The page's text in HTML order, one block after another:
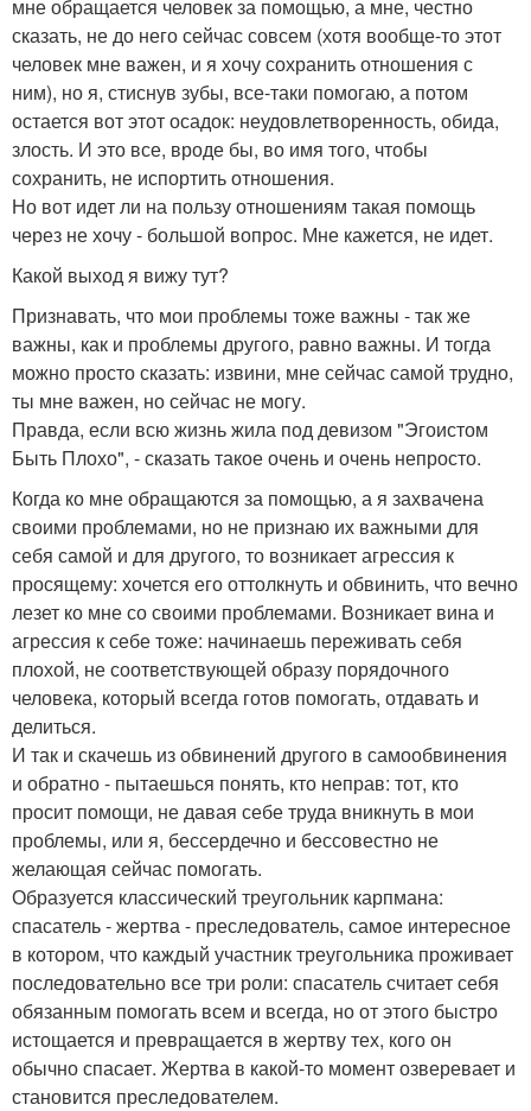
мне обращается человек за помощью, а мне, честно
сказать, не до него сейчас совсем (хотя вообще-то этот
человек мне важен, и я хочу сохранить отношения с
ним), но я, стиснув зубы, все-таки помогаю, а потом
остается вот этот осадок: неудовлетворенность, обида,
злость. И это все, вроде бы, во имя того, чтобы
сохранить, не испортить отношения.
Но вот идет ли на пользу отношениям такая помощь
через не хочу - большой вопрос. Мне кажется, не идет.
Какой выход я вижу тут?
Признавать, что мои проблемы тоже важны - так же
важны, как и проблемы другого, равно важны. И тогда
можно просто сказать: извини, мне сейчас самой трудно,
ты мне важен, но сейчас не могу.
Правда, если всю жизнь жила под девизом "Эгоистом
Быть Плохо", - сказать такое очень и очень непросто.
Когда ко мне обращаются за помощью, а я захвачена
своими проблемами, но не признаю их важными для
себя самой и для другого, то возникает агрессия к
просящему: хочется его оттолкнуть и обвинить, что вечно
лезет ко мне со своими проблемами. Возникает вина и
агрессия к себе тоже: начинаешь переживать себя
плохой, не соответствующей образу порядочного
человека, который всегда готов помогать, отдавать и
делиться.
И так и скачешь из обвинений другого в самообвинения
и обратно - пытаешься понять, кто неправ: тот, кто
просит помощи, не давая себе труда вникнуть в мои
проблемы, или я, бессердечно и бессовестно не
желающая сейчас помогать.
Образуется классический треугольник карпмана:
спасатель - жертва - преследователь, самое интересное
в котором, что каждый участник треугольника проживает
последовательно все три роли: спасатель считает себя
обязанным помогать всем и всегда, но от этого быстро
истощается и превращается в жертву тех, кого он
обычно спасает. Жертва в какой-то момент озверевает и
становится преследователем.